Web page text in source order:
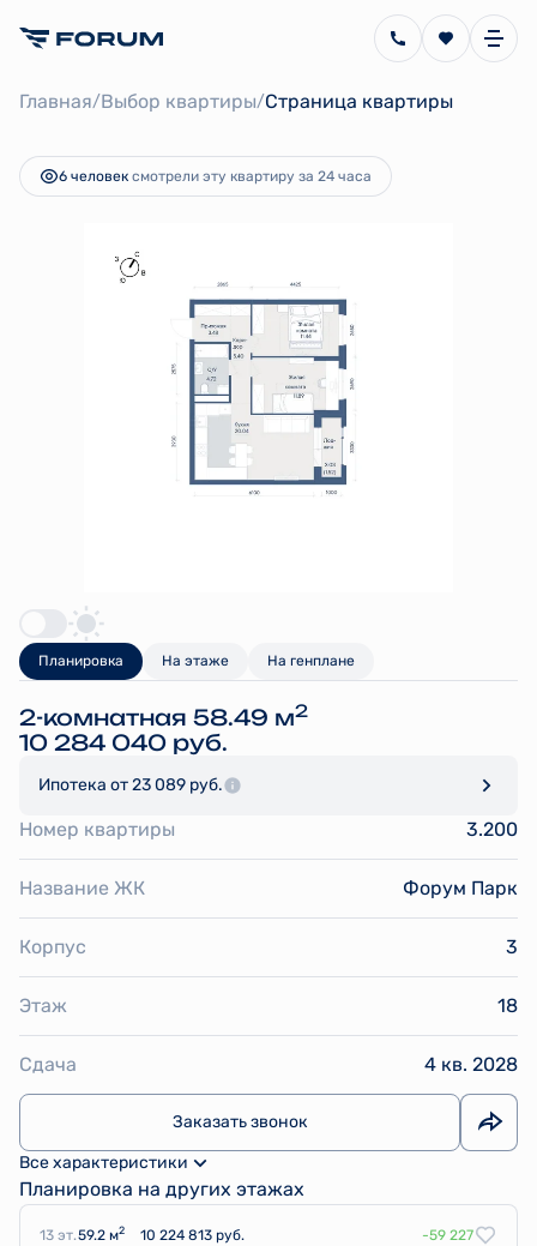
Главная/Выбор квартиры/Страница квартиры
Ипотекаот 23 089 руб.
6 человек смотрели эту квартиру за 24 часа
Планировка На этаже На генплане
2-комнатная 58.49 м2
10 284 040 руб.
Ипотека от 23 089 руб.
Номер квартиры 3.200
Название ЖК Форум Парк
Корпус 3
Этаж 18
Сдача 4 кв. 2028
Заказать звонок
Все характеристики
Планировка на других этажах
13 эт.59.2 м2 10 224 813 руб. -59 227